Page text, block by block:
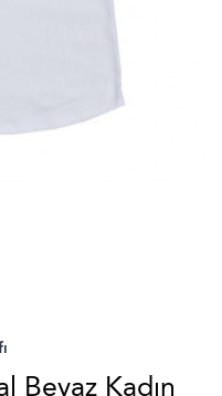
Beyaz Kadın